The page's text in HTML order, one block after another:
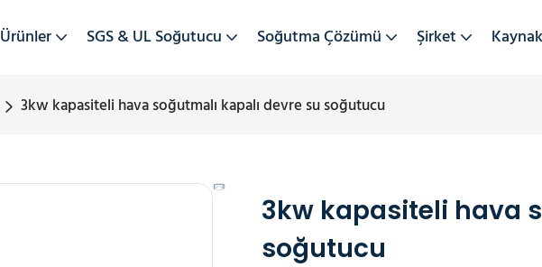
Ürünler SGS & UL Soğutucu Soğutma Çözümü Şirket
3kw kapasiteli hava soğutmalı kapalı devre su soğutucu
3kw kapasiteli hava
soğutucu